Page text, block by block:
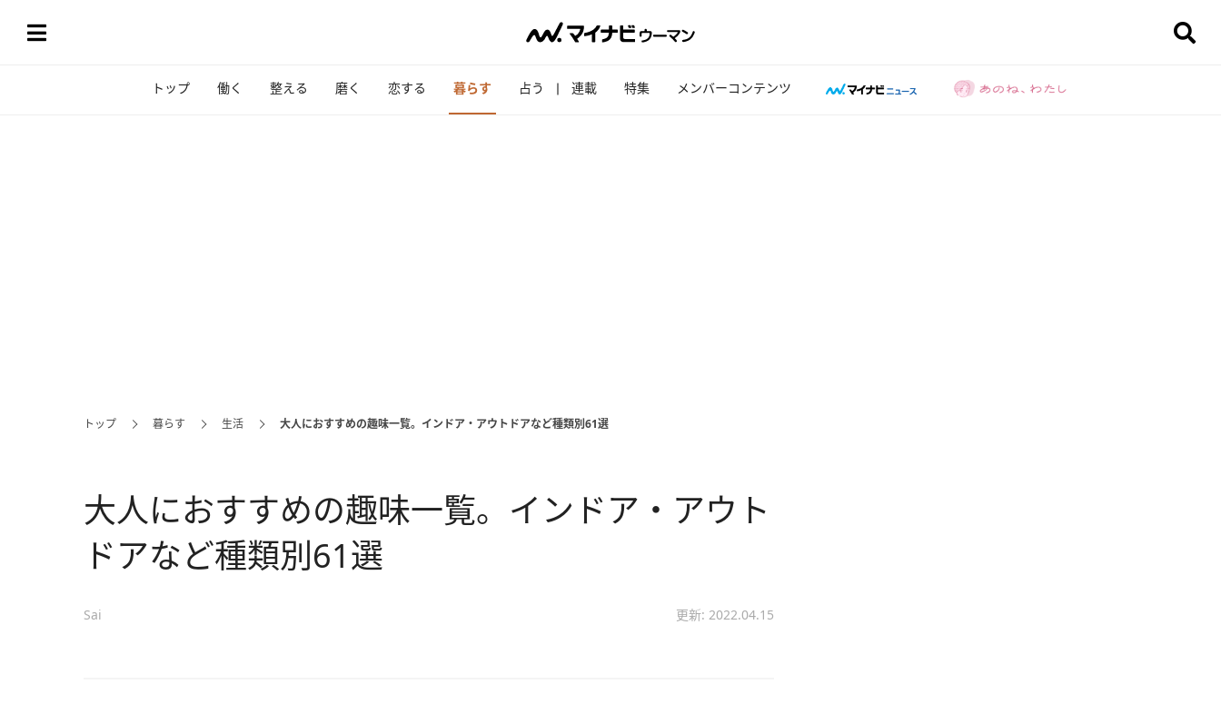
トップ 働く 整える 磨く 恋する 暮らす 占う 連載 特集 メンバーコンテンツ
トップ 暮らす 生活 大人におすすめの趣味一覧。インドア・アウトドアなど種類別61選
大人におすすめの趣味一覧。インドア・アウト
ドアなど種類別61選
Sai 更新: 2022.04.15